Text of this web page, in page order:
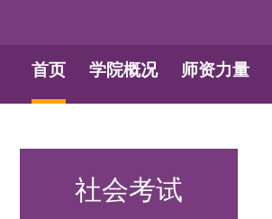
首页 学院概况 师资力量
社会考试